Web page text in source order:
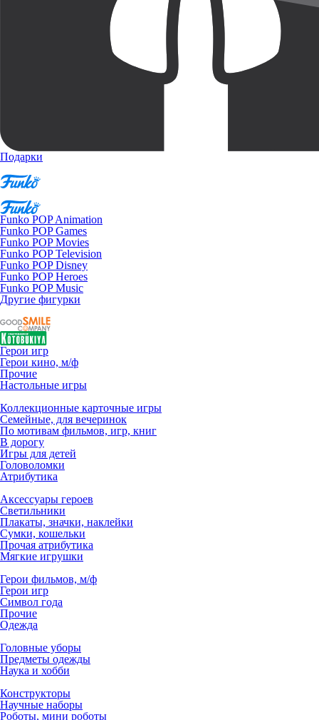
Подарки
Funko POP Animation
Funko POP Games
Funko POP Movies
Funko POP Television
Funko POP Disney
Funko POP Heroes
Funko POP Music
Другие фигурки
Герои игр
Герои кино, м/ф
Прочие
Настольные игры
Коллекционные карточные игры
Семейные, для вечеринок
По мотивам фильмов, игр, книг
В дорогу
Игры для детей
Головоломки
Атрибутика
Аксессуары героев
Светильники
Плакаты, значки, наклейки
Сумки, кошельки
Прочая атрибутика
Мягкие игрушки
Герои фильмов, м/ф
Герои игр
Символ года
Прочие
Одежда
Головные уборы
Предметы одежды
Наука и хобби
Конструкторы
Научные наборы
Роботы, мини роботы